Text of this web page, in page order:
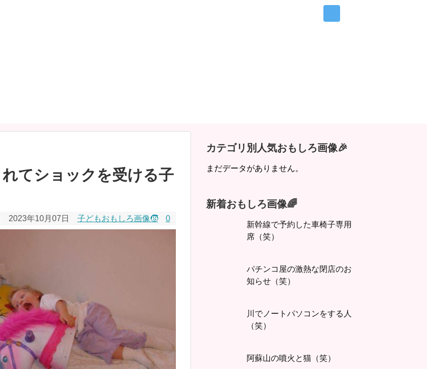
てショックを受ける子
2023年10月07日 子どもおもしろ画像🧒 0
カテゴリ別人気おもしろ画像🎉
まだデータがありません。
新着おもしろ画像🌈
新幹線で予約した車椅子専用
席（笑）
パチンコ屋の激熱な閉店のお
知らせ（笑）
川でノートパソコンをする人
（笑）
阿蘇山の噴火と猫（笑）